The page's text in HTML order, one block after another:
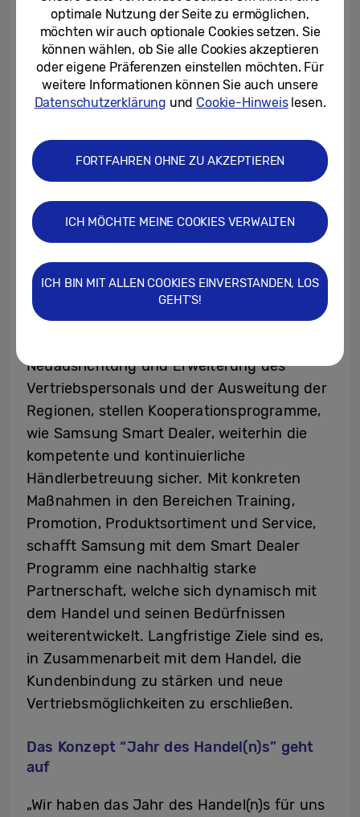
WW80K6404QW/EG im Rahmen eines
Produkttests mit „SEHR GUT“ bewertet. 4
Der gleichbleibend hohe Standard der
Samsung Hausgeräte ist maßgebend dafür,
dass Endkunden beispielsweise die
den Digital Inverter Motor sowie den Digital
Inverter Kompressor bekommen.
5
Starker Vertrieb für nachhaltiges
Wachstum
Innerhalb der Wachstumspläne der 3-
Jahres-Strategie wurde auch der geplante
Ausbau des Vertriebs für Samsung
Neuausrichtung und Erweiterung des
Vertriebspersonals und der Ausweitung der
Regionen, stellen Kooperationsprogramme,
wie Samsung Smart Dealer, weiterhin die
kompetente und kontinuierliche
Händlerbetreuung sicher. Mit konkreten
Maßnahmen in den Bereichen Training,
Promotion, Produktsortiment und Service,
schafft Samsung mit dem Smart Dealer
Programm eine nachhaltig starke
Partnerschaft, welche sich dynamisch mit
dem Handel und seinen Bedürfnissen
weiterentwickelt. Langfristige Ziele sind es,
in Zusammenarbeit mit dem Handel, die
Kundenbindung zu stärken und neue
Vertriebsmöglichkeiten zu erschließen.
Das Konzept “Jahr des Handel(n)s” geht
auf
„Wir haben das Jahr des Handel(n)s für uns
optimale Nutzung der Seite zu ermöglichen,
möchten wir auch optionale Cookies setzen. Sie
können wählen, ob Sie alle Cookies akzeptieren
oder eigene Präferenzen einstellen möchten. Für
weitere Informationen können Sie auch unsere
Datenschutzerklärung und Cookie-Hinweislesen.
FORTFAHREN OHNE ZU AKZEPTIEREN
ICH MÖCHTE MEINE COOKIES VERWALTEN
ICH BIN MIT ALLEN COOKIES EINVERSTANDEN, LOS
GEHT'S!